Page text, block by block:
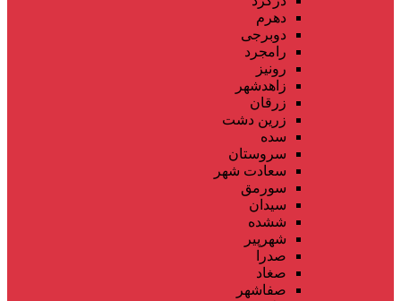
دهرم
دوبرجی
رامجرد
رونیز
زاهدشهر
زرقان
زرین دشت
سده
سروستان
سعادت شهر
سورمق
سیدان
ششده
شهرپیر
صدرا
صغاد
صفاشهر